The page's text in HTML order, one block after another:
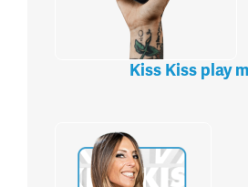
Kiss Kiss play